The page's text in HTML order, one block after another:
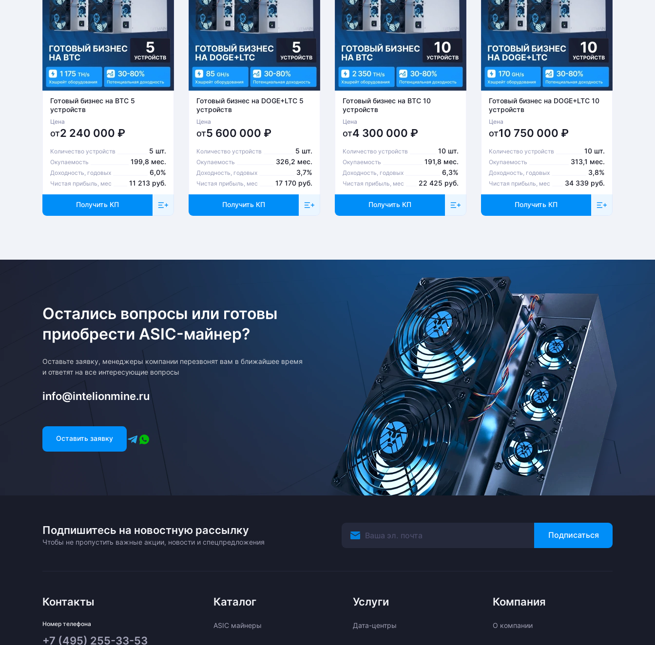
Готовый бизнес на BTC 5
устройств
Цена
от2 240 000 ₽
Количество устройств 5 шт.
Окупаемость 199,8 мес.
Доходность, годовых 6,0%
Чистая прибыль, мес 11 213 руб.
Получить КП
Готовый бизнес на DOGE+LTC 5
устройств
Цена
от5 600 000 ₽
Количество устройств 5 шт.
Окупаемость 326,2 мес.
Доходность, годовых 3,7%
Чистая прибыль, мес 17 170 руб.
Получить КП
Готовый бизнес на BTC 10
устройств
Цена
от4 300 000 ₽
Количество устройств 10 шт.
Окупаемость 191,8 мес.
Доходность, годовых 6,3%
Чистая прибыль, мес 22 425 руб.
Получить КП
Готовый бизнес на DOGE+LTC 10
устройств
Цена
от10 750 000 ₽
Количество устройств 10 шт.
Окупаемость 313,1 мес.
Доходность, годовых 3,8%
Чистая прибыль, мес 34 339 руб.
Получить КП
Остались вопросы или готовы
приобрести ASIC-майнер?
Оставьте заявку, менеджеры компании перезвонят вам в ближайшее время
и ответят на все интересующие вопросы
info@intelionmine.ru
Оставить заявку
Подпишитесь на новостную рассылку
Чтобы не пропустить важные акции, новости и спецпредложения
Подписаться
Контакты
Номер телефона
+7 (495) 255-33-53
Каталог
ASIC майнеры
Услуги
Дата-центры
Компания
О компании